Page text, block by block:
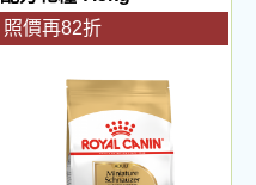
照價再82折